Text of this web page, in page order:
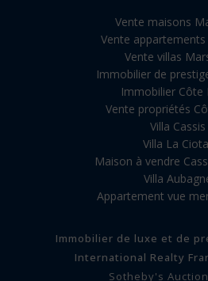
Vente maisons
Vente
Vente villas
Immobilier de
Immobilier Côte
Vente propriétés
Villa Cassis
Villa La
Maison à vendre
Villa
Appartement vue
Immobilier de luxe et de
International Realty
Sotheby's